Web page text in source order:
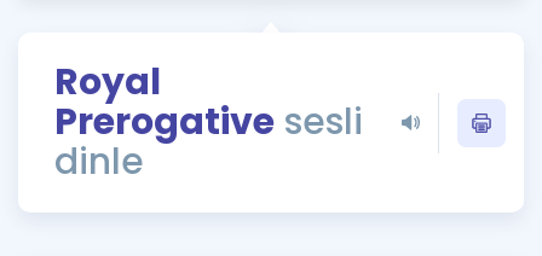
ÖSYM Sınav Takvimi
Kampanyalar
Royal
Prerogative sesli
dinle